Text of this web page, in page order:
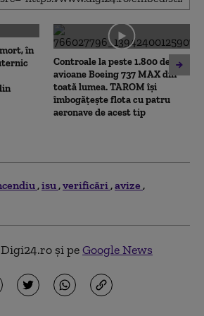
în
Controale la peste 1.800 de
avioane Boeing 737 MAX din
toată lumea. TAROM își
îmbogățește flota cu patru
aeronave de acest tip
isu verificări avize
și peGoogle News